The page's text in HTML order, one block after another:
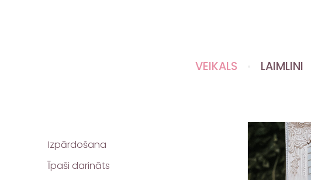
VEIKALS LAIMLINI
Izpārdošana
Īpaši darināts